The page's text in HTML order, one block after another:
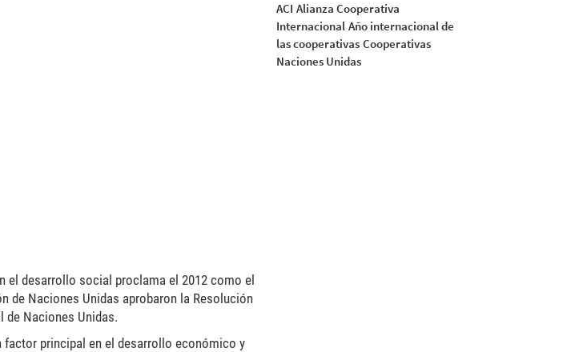
el desarrollo social proclama el 2012 como el
de Naciones Unidas aprobaron la Resolución
de Naciones Unidas.
principal en el desarrollo económico y
ACI Alianza Cooperativa
Internacional Año internacional de
las cooperativas Cooperativas
Naciones Unidas